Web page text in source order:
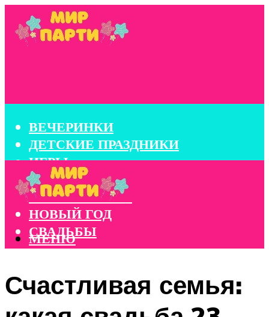
ВЕЧЕРИНКИ
ДЕТСКИЕ ПРАЗДНИКИ
ИГРЫ
КОНКУРСЫ
КОРПОРАТИВЫ
НОВЫЙ ГОД
СВАДЬБЫ
МЕНЮ
Счастливая семья: